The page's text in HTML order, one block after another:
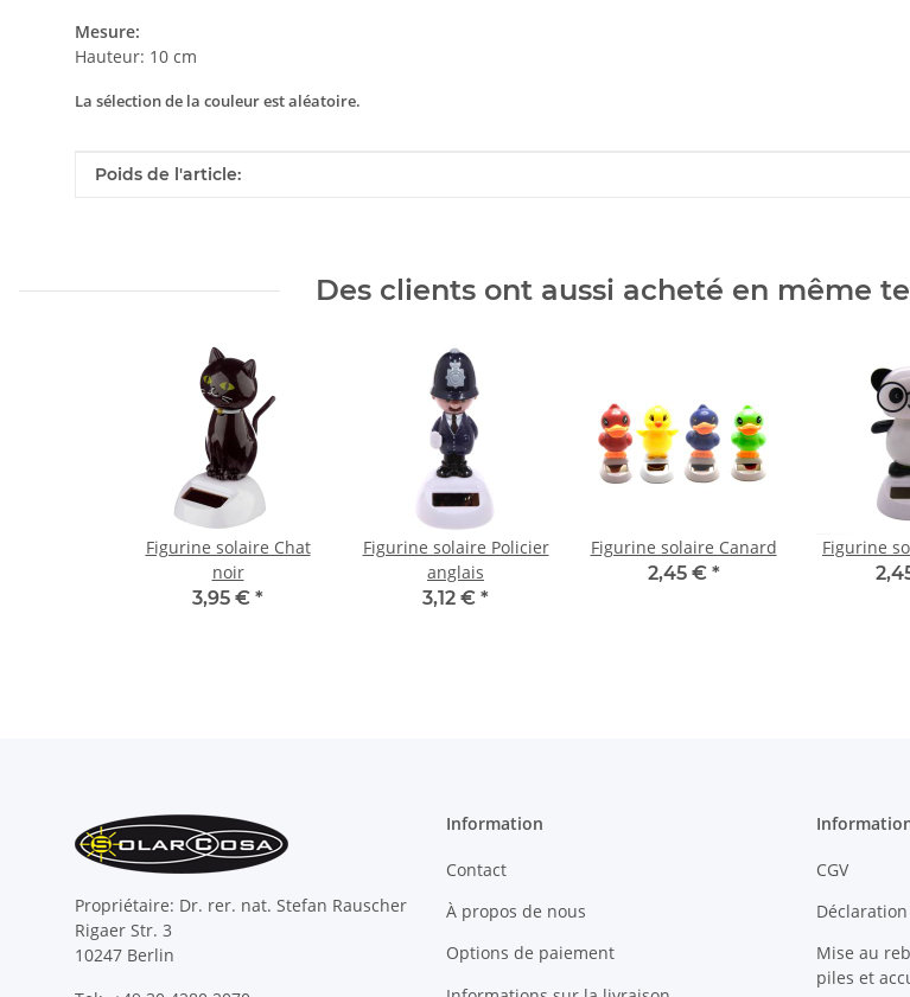
Mesure:
Hauteur: 10 cm
La sélection de la couleur est aléatoire.
#productDetails.itemInformation#
#productDetails.itemValue#
Poids de l'article:
Des clients ont aussi acheté en même
Figurine solaire Chat
noir
3,95 € *
Figurine solaire Policier
anglais
3,12 € *
Figurine solaire Canard
2,45 € *
Figurine
Propriétaire: Dr. rer. nat. Stefan Rauscher
Rigaer Str. 3
10247 Berlin
Information
Contact
À propos de nous
Options de paiement
CGV
Mise au
piles et